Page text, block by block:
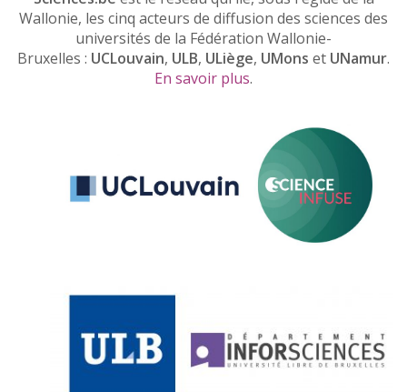
Wallonie, les cinq acteurs de diffusion des sciences des
universités de la Fédération Wallonie-
Bruxelles : UCLouvain, ULB, ULiège, UMons et UNamur.
En savoir plus.